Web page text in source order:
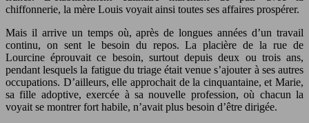
chiffonnerie, la mère Louis voyait ainsi toutes ses affaires prospérer.
Mais il arrive un temps où, après de longues années d’un travail
continu, on sent le besoin du repos. La placière de la rue de
Lourcine éprouvait ce besoin, surtout depuis deux ou trois ans,
pendant lesquels la fatigue du triage était venue s’ajouter à ses autres
occupations. D’ailleurs, elle approchait de la cinquantaine, et Marie,
sa fille adoptive, exercée à sa nouvelle profession, où chacun la
voyait se montrer fort habile, n’avait plus besoin d’être dirigée.